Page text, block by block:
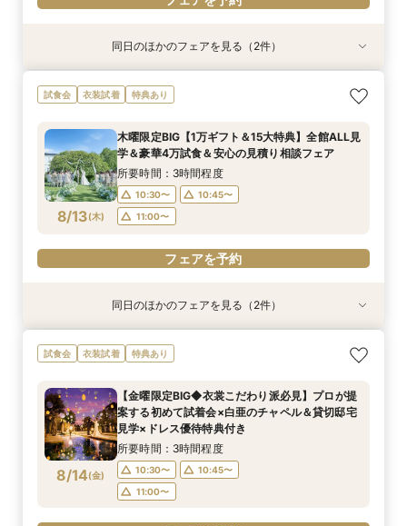
衣装試着 特典あり
8/12(水)
【緑に囲まれたガーデン挙式希望のお二人へ】2
名～80名までOK
10:30〜
10:40〜
11:00〜
フェアを予約
衣装試着
8/12(水)
【初めての見学もオススメ】全館見学＆見積もり
相談＆絶品試食付
10:30〜
10:45〜
11:00〜
11:15〜
フェアを予約
同日のほかのフェアを見る（2件）
試食会 衣装試着 特典あり
8/13(木)
木曜限定BIG【1万ギフト＆15大特典】全館ALL見
学＆豪華4万試食＆安心の見積り相談フェア
所要時間：3時間程度
10:30〜
10:45〜
11:00〜
フェアを予約
衣装試着 特典あり
8/13(木)
【緑に囲まれたガーデン挙式希望のお二人へ】2
名～80名までOK
10:30〜
10:40〜
11:00〜
フェアを予約
衣装試着 特典あり
8/13(木)
【料理重視の方必見】4万円フレンチ試食＆ス
イーツ付きフェア
10:30〜
10:45〜
11:00〜
フェアを予約
同日のほかのフェアを見る（2件）
試食会 衣装試着 特典あり
8/14(金)
【金曜限定BIG◆衣裳こだわり派必見】プロが提
案する初めて試着会×白亜のチャペル＆貸切邸宅
見学×ドレス優待特典付き
所要時間：3時間程度
10:30〜
10:45〜
11:00〜